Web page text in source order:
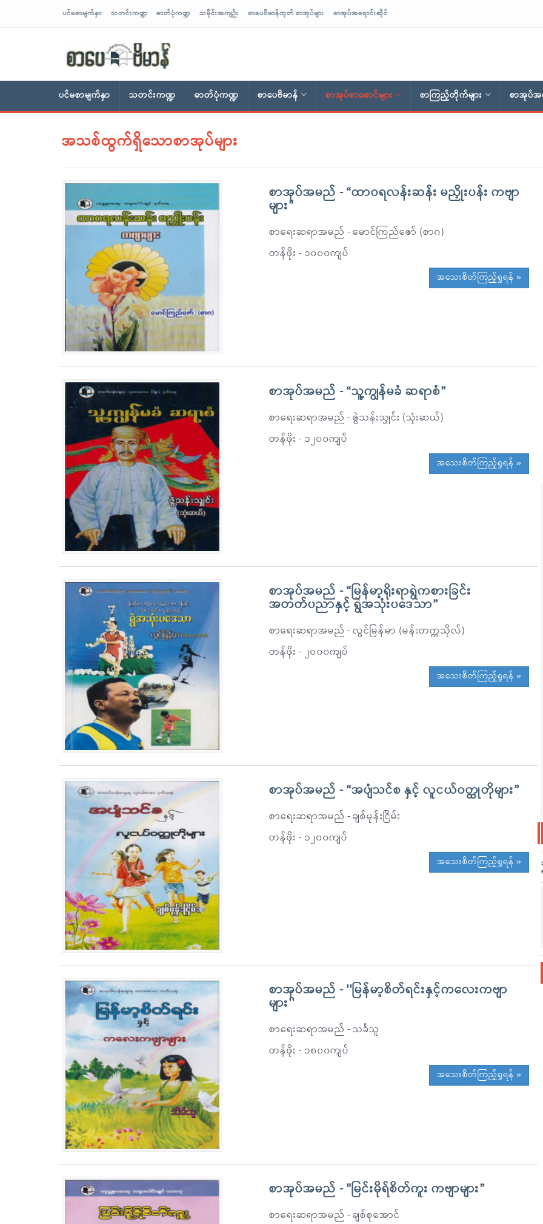
ပင်မစာမျက်နှာ သတင်းကဏ္ဍ ဓာတ်ပုံကဏ္ဍ သမိုင်းအကျဉ်း စာပေဗိမာန်ထုတ် စာအုပ်များ စာအုပ်အရောင်းဆိုင်
ပင်မစာမျက်နှာ သတင်းကဏ္ဍ ဓာတ်ပုံကဏ္ဍ စာပေဗိမာန် စာအုပ်စာစောင်များ စာကြည့်တိုက်များ စာအုပ်အ
အသစ်ထွက်ရှိသောစာအုပ်များ
စာအုပ်အမည် - “ထာဝရလန်းဆန်း မညှိုးပန်း ကဗျာ
များ”
စာရေးဆရာအမည် - မောင်ကြည်ဇော် (စာဂ)
တန်ဖိုး - ၁၀၀၀ကျပ်
အသေးစိတ်ကြည့်ရှုရန် »
စာအုပ်အမည် - “သူ့ကျွန်မခံ ဆရာစံ”
စာရေးဆရာအမည် - ဇွဲသန်းသျှင်း (သုံးဆယ်)
တန်ဖိုး - ၁၂၀၀ကျပ်
အသေးစိတ်ကြည့်ရှုရန် »
စာအုပ်အမည် - “မြန်မာ့ရိုးရာရွဲကစားခြင်း
အတတ်ပညာနှင့် ရွဲအသုံးပဒေသာ”
စာရေးဆရာအမည် - လွင်မြန်မာ (မန်းတက္ကသိုလ်)
တန်ဖိုး - ၂၀၀၀ကျပ်
အသေးစိတ်ကြည့်ရှုရန် »
စာအုပ်အမည် - “အပျံသင်စ နှင့် လူငယ်ဝတ္ထုတိုများ”
စာရေးဆရာအမည် - ချစ်မုန်းငြိမ်း
တန်ဖိုး - ၁၂၀၀ကျပ်
အသေးစိတ်ကြည့်ရှုရန် »
စာအုပ်အမည် - ''မြန်မာ့စိတ်ရင်းနှင့်ကလေးကဗျာ
များ''
စာရေးဆရာအမည် - သင်္ခသူ
တန်ဖိုး - ၁၈၀၀ကျပ်
အသေးစိတ်ကြည့်ရှုရန် »
စာအုပ်အမည် - "မြင်းမိုရ်စိတ်ကူး ကဗျာများ”
စာရေးဆရာအမည် - ချစ်စုအောင်